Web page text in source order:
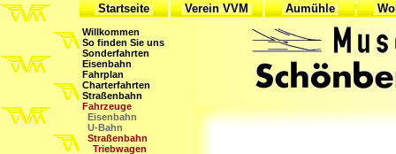
Startseite Verein VVM Aumühle
Willkommen
So finden Sie uns
Sonderfahrten
Eisenbahn
Fahrplan
Charterfahrten
Straßenbahn
Fahrzeuge
Eisenbahn
U-Bahn
Straßenbahn
Triebwagen